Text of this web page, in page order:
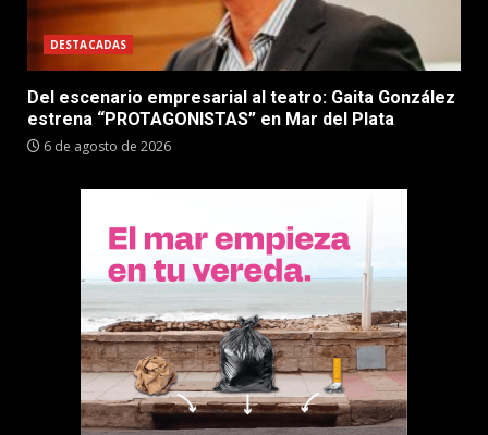
DESTACADAS
Del escenario empresarial al teatro: Gaita González
estrena “PROTAGONISTAS” en Mar del Plata
6 de agosto de 2026